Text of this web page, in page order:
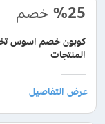
%25 خصم
المنتجات